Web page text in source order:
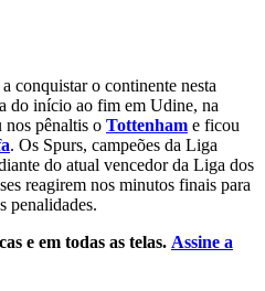
conquistar o continente nesta
do início ao fim em Udine, na
nos pênaltis o Tottenham e ficou
. Os Spurs, campeões da Liga
do atual vencedor da Liga dos
reagirem nos minutos finais para
penalidades.
e em todas as telas. Assine a